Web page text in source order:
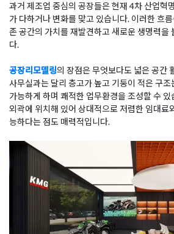
과거 제조업 중심의 공장들은 현재 4차 산업혁
가 다하거나 변화를 맞고 있습니다. 이러한 흐
존 공간의 가치를 재발견하고 새로운 생명력을
다.
공장리모델링의 장점은 무엇보다도 넓은 공간
사무실과는 달리 층고가 높고 기둥이 적은 구
가능하게 하며 쾌적한 업무환경을 조성할 수 있
외곽에 위치해 있어 상대적으로 저렴한 임대료
능하다는 점도 매력적입니다.